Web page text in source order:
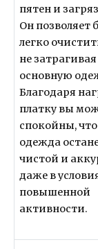
пятен и
Он позволяет
легко
не затрагивая
основную
Благодаря
платку вы
спокойны,
одежда
чистой и
даже в
повышенной
активности.